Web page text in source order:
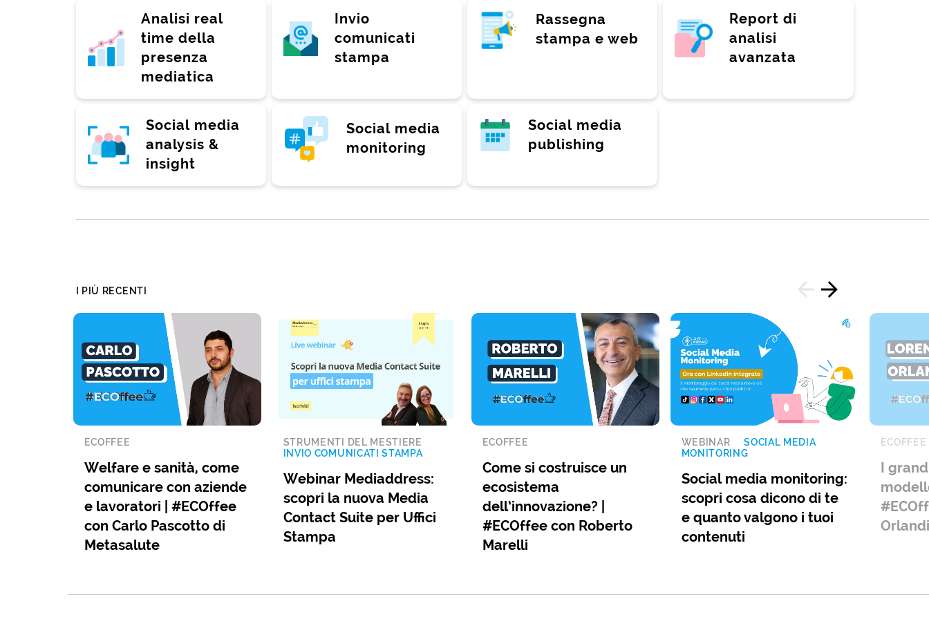
Analisi real
time della
presenza
mediatica
Invio
comunicati
stampa
Rassegna
stampa e web
Report di
analisi
avanzata
Social media
analysis &
insight
Social media
monitoring
Social media
publishing
I PIÙ RECENTI
ECOFFEE
Welfare e sanità, come
comunicare con aziende
e lavoratori | #ECOffee
con Carlo Pascotto di
Metasalute
STRUMENTI DEL MESTIERE
INVIO COMUNICATI STAMPA
Webinar Mediaddress:
scopri la nuova Media
Contact Suite per Uffici
Stampa
ECOFFEE
Come si costruisce un
ecosistema
dell’innovazione? |
#ECOffee con Roberto
Marelli
WEBINAR
SOCIAL MEDIA
MONITORING
Social media monitoring:
scopri cosa dicono di te
e quanto valgono i tuoi
contenuti
ECOFFEE
I
Orlandi